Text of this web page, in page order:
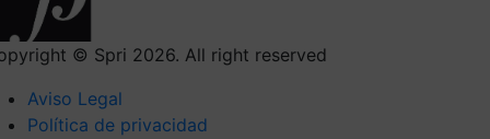
© Spri 2026. All right reserved
Aviso Legal
Política de privacidad